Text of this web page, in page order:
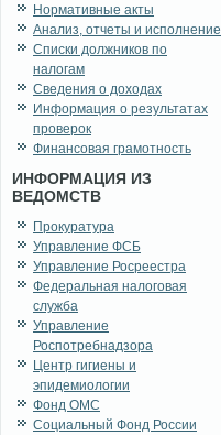
Нормативные акты
Анализ, отчеты и исполнение
Списки должников по
налогам
Сведения о доходах
Информация о результатах
проверок
Финансовая грамотность
ИНФОРМАЦИЯ ИЗ
ВЕДОМСТВ
Прокуратура
Управление ФСБ
Управление Росреестра
Федеральная налоговая
служба
Управление
Роспотребнадзора
Центр гигиены и
эпидемиологии
Фонд ОМС
Социальный Фонд России